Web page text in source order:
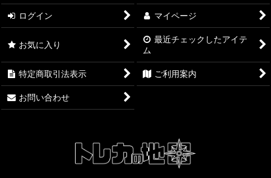
【ワンピースカード】ブースターパック 神の島の冒険【OP-
15】
【ワンピースカード】エクストラブースター EGGHEAD
CRISIS【EB-04】
【ワンピースカード】ブースターパック 蒼海の七傑【OP-14】
【ワンピースカード】ブースターパック 受け継がれる意志
ログイン マイページ
お気に入り
最近チェックしたアイテ
ム
特定商取引法表示 ご利用案内
お問い合わせ